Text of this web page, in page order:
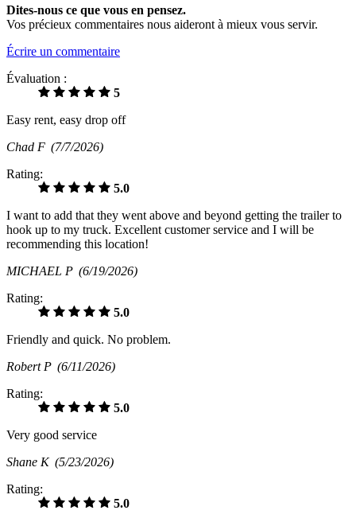
Dites-nous ce que vous en pensez.
Vos précieux commentaires nous aideront à mieux vous servir.
Écrire un commentaire
Évaluation :
5
Easy rent, easy drop off
Chad F (7/7/2026)
Rating:
5.0
I want to add that they went above and beyond getting the trailer to
hook up to my truck. Excellent customer service and I will be
recommending this location!
MICHAEL P (6/19/2026)
Rating:
5.0
Friendly and quick. No problem.
Robert P (6/11/2026)
Rating:
5.0
Very good service
Shane K (5/23/2026)
Rating:
5.0